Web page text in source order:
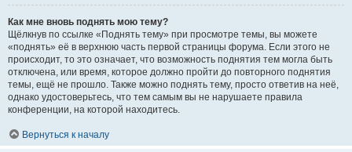
Как мне вновь поднять мою тему?
Щёлкнув по ссылке «Поднять тему» при просмотре темы, вы можете
«поднять» её в верхнюю часть первой страницы форума. Если этого не
происходит, то это означает, что возможность поднятия тем могла быть
отключена, или время, которое должно пройти до повторного поднятия
темы, ещё не прошло. Также можно поднять тему, просто ответив на неё,
однако удостоверьтесь, что тем самым вы не нарушаете правила
конференции, на которой находитесь.
Вернуться к началу